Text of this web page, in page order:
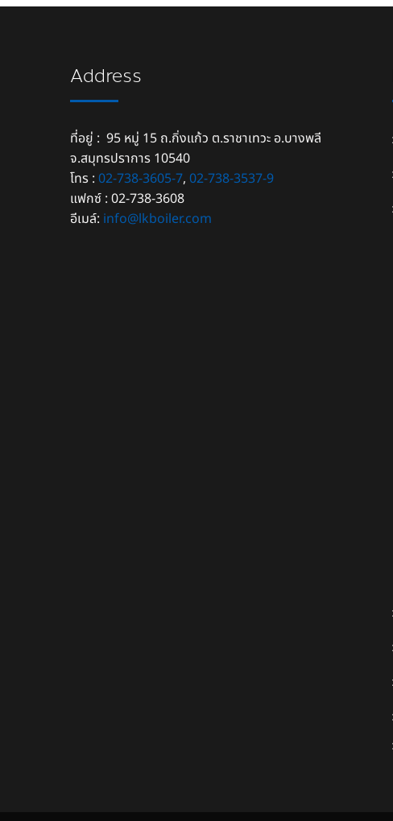
Address
ที่อยู่ : 95 หมู่ 15 ถ.กิ่งแก้ว ต.ราชาเทวะ อ.บางพลี
จ.สมุทรปราการ 10540
โทร : 02-738-3605-7, 02-738-3537-9
แฟกซ์ : 02-738-3608
อีเมล์: info@lkboiler.com